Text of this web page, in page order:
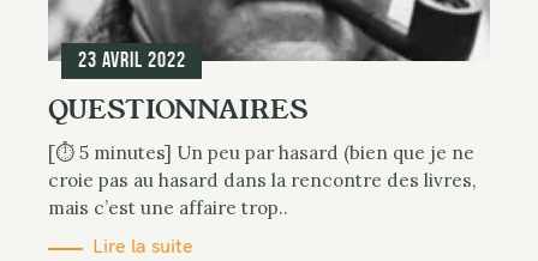
23 avril 2022
QUESTIONNAIRES
[⏱ 5 minutes] Un peu par hasard (bien que je ne
croie pas au hasard dans la rencontre des livres,
mais c’est une affaire trop..
Lire la suite